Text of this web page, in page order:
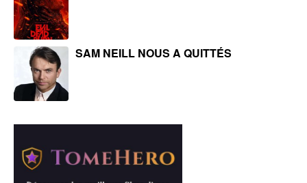
SAM NEILL NOUS A QUITTÉS